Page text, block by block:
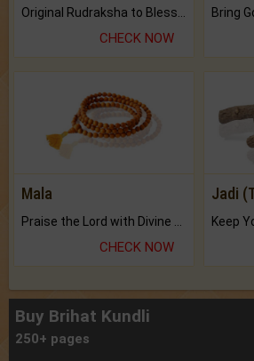
CHECK NOW
Mala
CHECK NOW
Jadi
Buy Brihat Kundli
250+ pages